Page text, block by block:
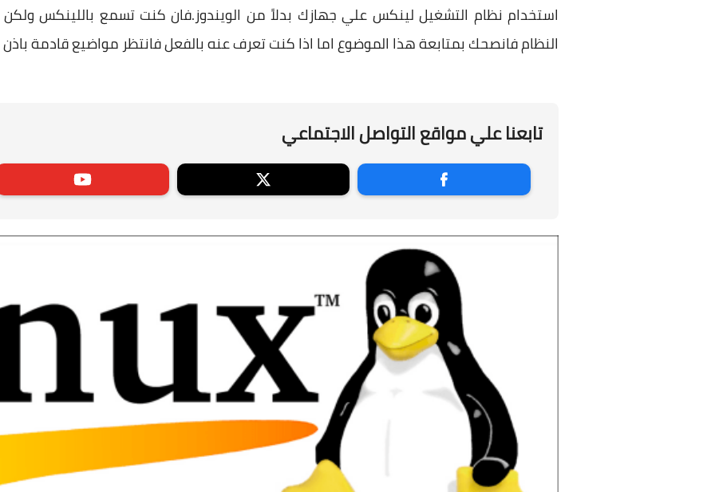
استخدام نظام التشغيل لينكس علي جهازك بدلاً من الويندوز.فان كنت تسمع باللينكس
النظام فانصحك بمتابعة هذا الموضوع اما اذا كنت تعرف عنه بالفعل فانتظر مواضيع قادمة باذن
تابعنا علي مواقع التواصل الاجتماعي